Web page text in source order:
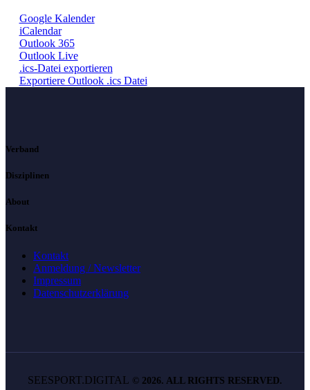
Google Kalender
iCalendar
Outlook 365
Outlook Live
.ics-Datei exportieren
Exportiere Outlook .ics Datei
Verband
Disziplinen
About
Kontakt
Kontakt
Anmeldung / Newsletter
Impressum
Datenschutzerklärung
SEESPORT.DIGITAL © 2026. ALL RIGHTS RESERVED.